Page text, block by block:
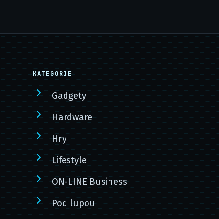
KATEGORIE
Gadgety
Hardware
Hry
Lifestyle
ON-LINE Business
Pod lupou